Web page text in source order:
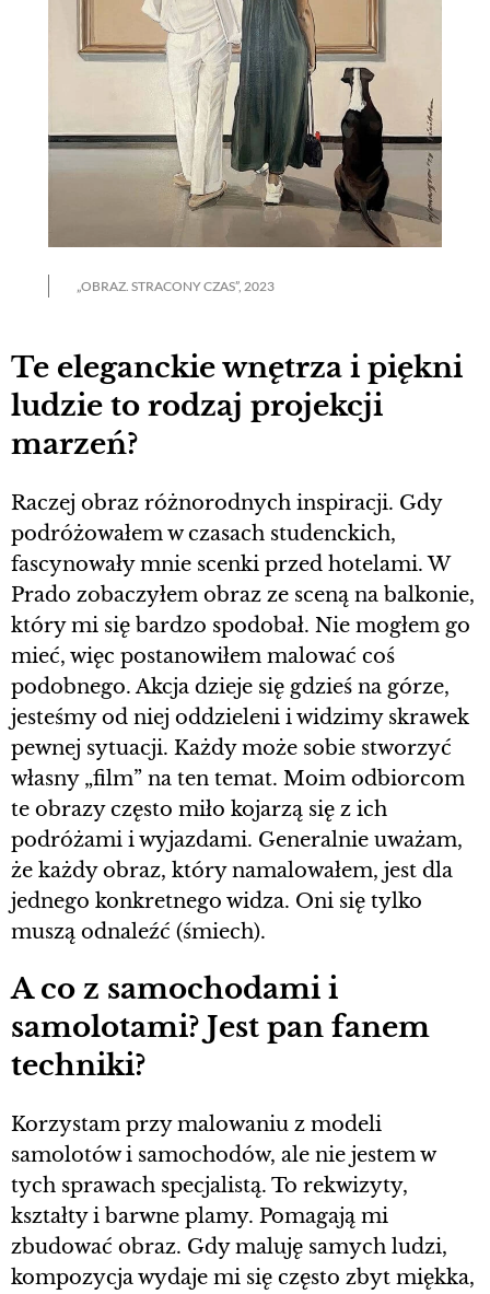
„OBRAZ. STRACONY CZAS”, 2023
Te eleganckie wnętrza i piękni
ludzie to rodzaj projekcji
marzeń?
Raczej obraz różnorodnych inspiracji. Gdy
podróżowałem w czasach studenckich,
fascynowały mnie scenki przed hotelami. W
Prado zobaczyłem obraz ze sceną na balkonie,
który mi się bardzo spodobał. Nie mogłem go
mieć, więc postanowiłem malować coś
podobnego. Akcja dzieje się gdzieś na górze,
jesteśmy od niej oddzieleni i widzimy skrawek
pewnej sytuacji. Każdy może sobie stworzyć
własny „film” na ten temat. Moim odbiorcom
te obrazy często miło kojarzą się z ich
podróżami i wyjazdami. Generalnie uważam,
że każdy obraz, który namalowałem, jest dla
jednego konkretnego widza. Oni się tylko
muszą odnaleźć (śmiech).
A co z samochodami i
samolotami? Jest pan fanem
techniki?
Korzystam przy malowaniu z modeli
samolotów i samochodów, ale nie jestem w
tych sprawach specjalistą. To rekwizyty,
kształty i barwne plamy. Pomagają mi
zbudować obraz. Gdy maluję samych ludzi,
kompozycja wydaje mi się często zbyt miękka,